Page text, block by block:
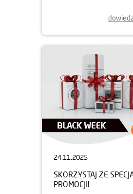
24.11.2025
SKORZYSTAJ ZE
PROMOCJI!